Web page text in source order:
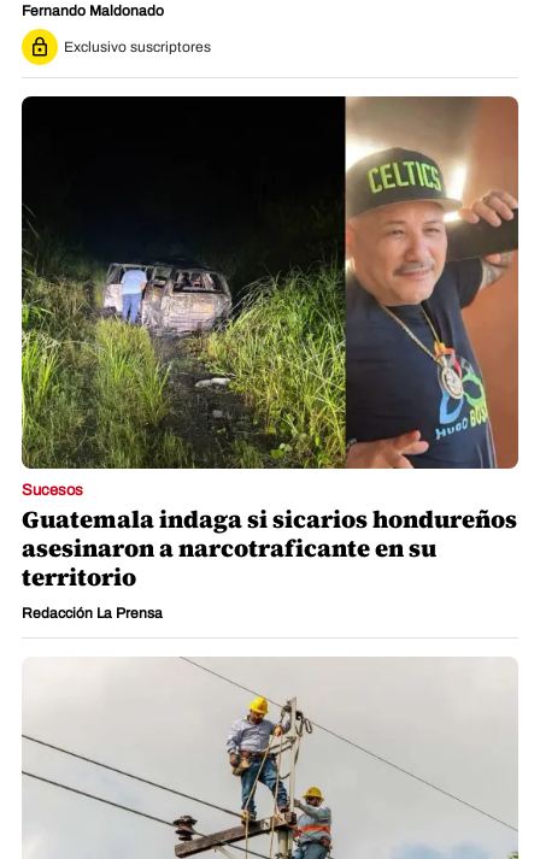
Fernando Maldonado
Exclusivo suscriptores
Sucesos
Guatemala indaga si sicarios hondureños
asesinaron a narcotraficante en su
territorio
Redacción La Prensa